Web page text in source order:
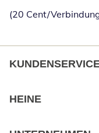
(20 Cent/
HEINE